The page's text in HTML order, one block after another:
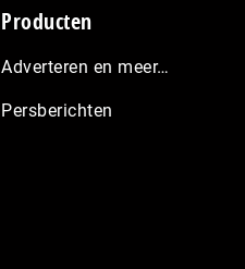
Producten
Adverteren en meer…
Persberichten